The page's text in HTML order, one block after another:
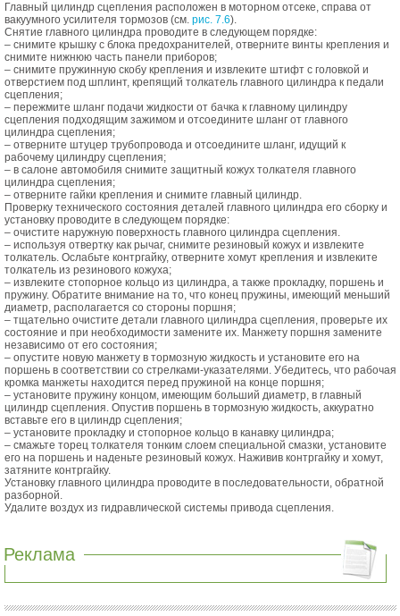
Главный цилиндр сцепления расположен в моторном отсеке, справа от
вакуумного усилителя тормозов (см. рис. 7.6).
Cнятие главного цилиндра проводите в следующем порядке:
– снимите крышку с блока предохранителей, отверните винты крепления и
снимите нижнюю часть панели приборов;
– снимите пружинную скобу крепления и извлеките штифт с головкой и
отверстием под шплинт, крепящий толкатель главного цилиндра к педали
сцепления;
– пережмите шланг подачи жидкости от бачка к главному цилиндру
сцепления подходящим зажимом и отсоедините шланг от главного
цилиндра сцепления;
– отверните штуцер трубопровода и отсоедините шланг, идущий к
рабочему цилиндру сцепления;
– в салоне автомобиля снимите защитный кожух толкателя главного
цилиндра сцепления;
– отверните гайки крепления и снимите главный цилиндр.
Проверку технического состояния деталей главного цилиндра его сборку и
установку проводите в следующем порядке:
– очистите наружную поверхность главного цилиндра сцепления.
– используя отвертку как рычаг, снимите резиновый кожух и извлеките
толкатель. Ослабьте контргайку, отверните хомут крепления и извлеките
толкатель из резинового кожуха;
– извлеките стопорное кольцо из цилиндра, а также прокладку, поршень и
пружину. Обратите внимание на то, что конец пружины, имеющий меньший
диаметр, располагается со стороны поршня;
– тщательно очистите детали главного цилиндра сцепления, проверьте их
состояние и при необходимости замените их. Манжету поршня замените
независимо от его состояния;
– опустите новую манжету в тормозную жидкость и установите его на
поршень в соответствии со стрелками-указателями. Убедитесь, что рабочая
кромка манжеты находится перед пружиной на конце поршня;
– установите пружину концом, имеющим больший диаметр, в главный
цилиндр сцепления. Опустив поршень в тормозную жидкость, аккуратно
вставьте его в цилиндр сцепления;
– установите прокладку и стопорное кольцо в канавку цилиндра;
– смажьте торец толкателя тонким слоем специальной смазки, установите
его на поршень и наденьте резиновый кожух. Наживив контргайку и хомут,
затяните контргайку.
Установку главного цилиндра проводите в последовательности, обратной
разборной.
Удалите воздух из гидравлической системы привода сцепления.
Реклама